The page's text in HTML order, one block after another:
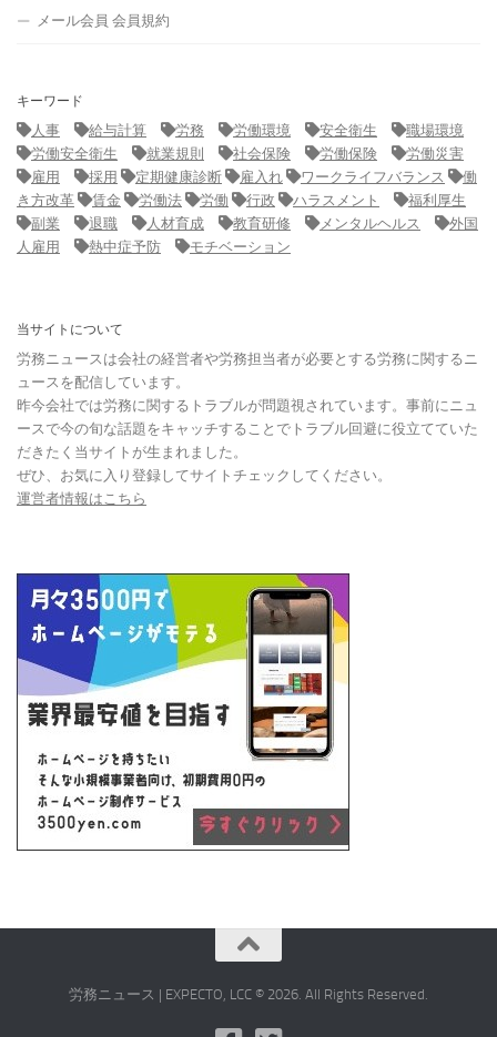
メール会員 会員規約
キーワード
人事
給与計算 労務 労働環境 安全衛生
職場環境
労働安全衛生
就業規則 社会保険 労働保険
労働災害
雇用
採用 定期健康診断 雇入れ ワークライフバランス
働
き方改革
賃金 労働法 労働 行政 ハラスメント
福利厚生
副業
退職 人材育成 教育研修 メンタルヘルス
外国
人雇用
熱中症予防 モチベーション
当サイトについて
労務ニュースは会社の経営者や労務担当者が必要とする労務に関するニ
ュースを配信しています。
昨今会社では労務に関するトラブルが問題視されています。事前にニュ
ースで今の旬な話題をキャッチすることでトラブル回避に役立てていた
だきたく当サイトが生まれました。
ぜひ、お気に入り登録してサイトチェックしてください。
運営者情報はこちら
労務ニュース | EXPECTO, LCC © 2026. All Rights Reserved.